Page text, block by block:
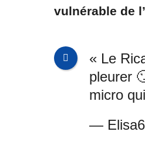
vulnérable de
« Le
pleurer
micro
—